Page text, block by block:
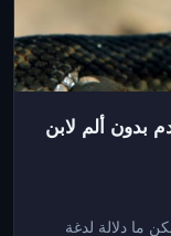
بدون ألم لابن
ما دلالة لدغة